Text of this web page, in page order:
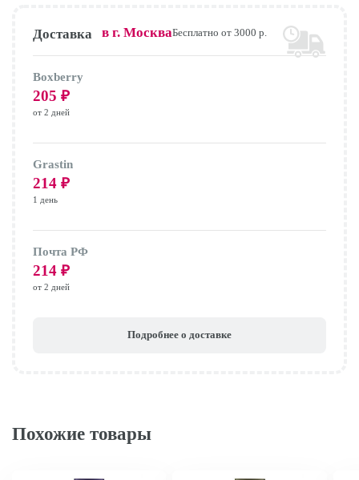
Доставка в г. МоскваБесплатно от 3000 р.
Boxberry
205 ₽
от 2 дней
Grastin
214 ₽
1 день
Почта РФ
214 ₽
от 2 дней
Подробнее о доставке
Похожие товары